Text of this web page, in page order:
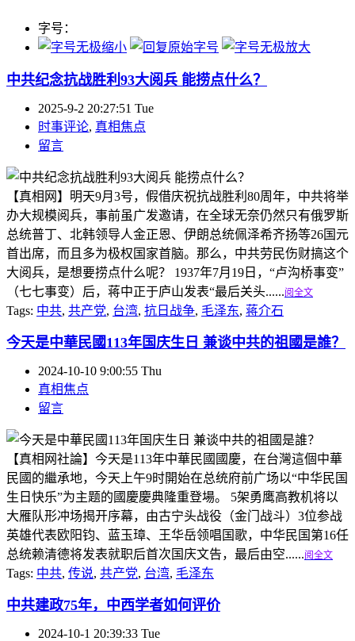
字号：
中共纪念抗战胜利93大阅兵 能捞点什么？
2025-9-2 20:27:51 Tue
时事评论, 真相焦点
留言
【真相网】明天9月3号，假借庆祝抗战胜利80周年，中共将举
办大规模阅兵，事前虽广发邀请，在全球无奈仍然只有俄罗斯
总统普丁、北韩领导人金正恩、伊朗总统佩泽希齐扬等26国元
首出席，而且多为极权国家首脑。那么，中共劳民伤财搞这个
大阅兵，是想要捞点什么呢？ 1937年7月19日，“卢沟桥事变”
（七七事变）后，蒋中正于庐山发表“最后关头......阅全文
Tags: 中共, 共产党, 台湾, 抗日战争, 毛泽东, 蒋介石
今天是中華民國113年国庆生日 兼谈中共的祖國是誰？
2024-10-10 9:00:55 Thu
真相焦点
留言
【真相网社論】今天是113年中華民國國慶，在台灣這個中華
民國的繼承地，今天上午9时開始在总统府前广场以“中华民国
生日快乐”为主题的國慶慶典隆重登場。 5架勇鹰高教机将以
大雁队形冲场揭开序幕，由古宁头战役（金门战斗）3位参战
英雄代表欧阳钧、蓝玉璋、王华岳领唱国歌，中华民国第16任
总统赖清德将发表就职后首次国庆文告，最后由空......阅全文
Tags: 中共, 传说, 共产党, 台湾, 毛泽东
中共建政75年，中西学者如何评价
2024-10-1 20:39:33 Tue